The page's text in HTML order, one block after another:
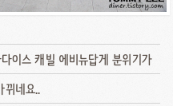
이스 캐빌 에비뉴답게 분위기가
뀌네요..